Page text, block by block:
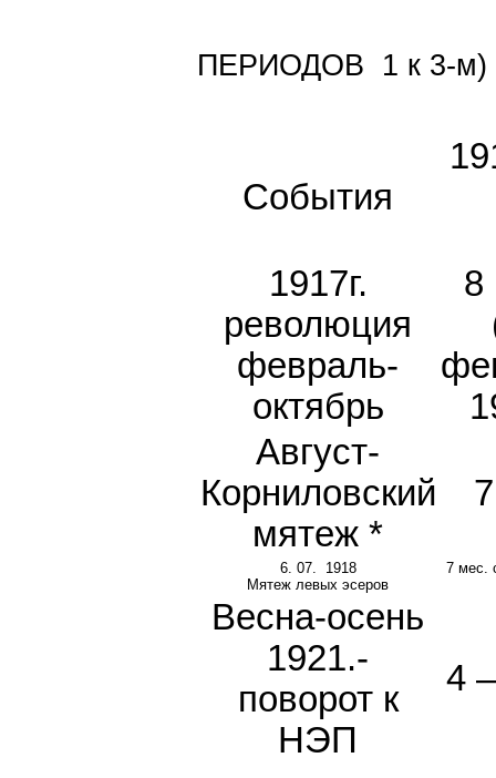
ПЕРИОДОВ 1 к 3-м)
События
1917г.
революция
февраль-
октябрь
8
Август-
Корниловский
мятеж *
6. 07. 1918
Мятеж левых эсеров
7 мес.
Весна-осень
1921.-
поворот к
НЭП
4